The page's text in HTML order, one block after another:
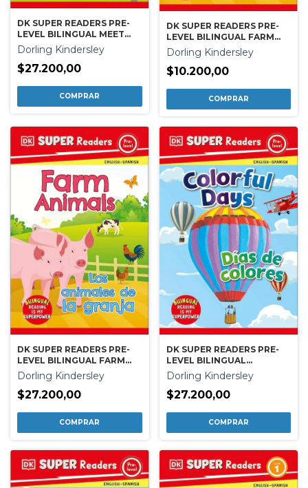
DK SUPER READERS PRE-
LEVEL BILINGUAL MEET
THE DINOSAURS ¿ CONOCE
LOS DINOSAURIOS
Dorling Kindersley
$27.200,00
DK SUPER READERS PRE-
LEVEL BILINGUAL FARM
ANIMALS ¿ LOS ANIMALES
DE LA GRANJA
Dorling Kindersley
$10.200,00
DK SUPER READERS PRE-
LEVEL BILINGUAL FARM
ANIMALS ¿ LOS ANIMALES
DE LA GRANJA
Dorling Kindersley
$27.200,00
DK SUPER READERS PRE-
LEVEL BILINGUAL
COLORFUL DAYS ¿ DIAS DE
COLORES
Dorling Kindersley
$27.200,00